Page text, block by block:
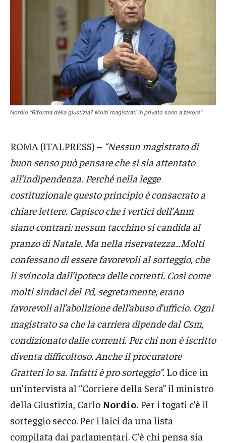
VENETO
POLITICA
ECONOMIA
SPORT
GRUPPO
CONTATTI
ECONOMIA
ECONOMIA
Nordio “Riforma della giustizia? Molti magistrati in privato sono a favore”
ROMA (ITALPRESS) – “Nessun magistrato di
buon senso può pensare che si sia attentato
all’indipendenza. Perché nella legge
costituzionale questo principio è consacrato a
chiare lettere. Capisco che i vertici dell’Anm
siano contrari: nessun tacchino si candida al
pranzo di Natale. Ma nella riservatezza…Molti
confessano di essere favorevoli al sorteggio, che
li svincola dall’ipoteca delle correnti. Così come
molti sindaci del Pd, segretamente, erano
favorevoli all’abolizione dell’abuso d’ufficio. Ogni
magistrato sa che la carriera dipende dal Csm,
condizionato dalle correnti. Per chi non è iscritto
diventa difficoltoso. Anche il procuratore
Gratteri lo sa. Infatti è pro sorteggio”. Lo dice in
un’intervista al “Corriere della Sera” il ministro
della Giustizia, Carlo Nordio. Per i togati c’è il
sorteggio secco. Per i laici da una lista
compilata dai parlamentari. C’è chi pensa sia